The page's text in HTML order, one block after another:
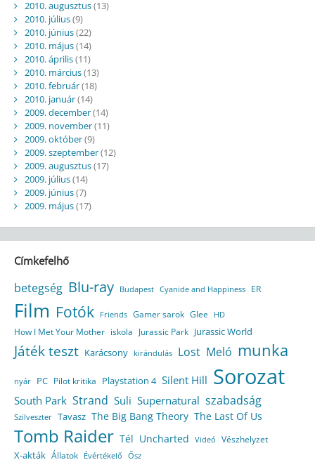
2010. augusztus(13)
2010. július(9)
2010. június(22)
2010. május(14)
2010. április(11)
2010. március(13)
2010. február(18)
2010. január(14)
2009. december(14)
2009. november(11)
2009. október(9)
2009. szeptember(12)
2009. augusztus(17)
2009. július(14)
2009. június(7)
2009. május(17)
Címkefelhő
betegség Blu-ray Budapest Cyanide and Happiness ER
Film Fotók Friends Gamer sarok Glee HD
How I Met Your Mother iskola Jurassic Park Jurassic World
Játék teszt Karácsony kirándulás Lost Meló munka
nyár PC Pilot kritika Playstation 4 Silent Hill Sorozat
South Park Strand Suli Supernatural szabadság
Szilveszter Tavasz The Big Bang Theory The Last Of Us
Tomb Raider Tél Uncharted Videó Vészhelyzet
X-akták Állatok Évértékelő Ősz